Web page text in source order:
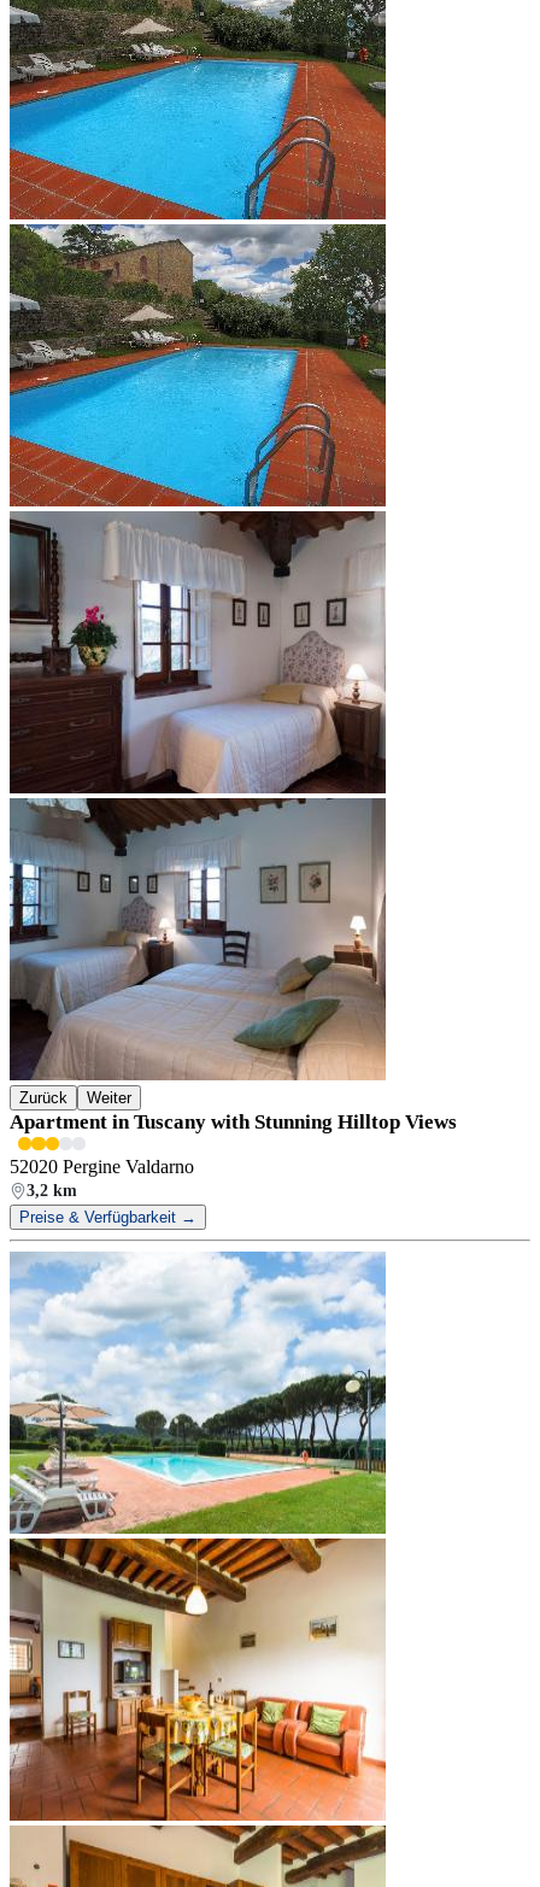
Zurück Weiter
Apartment in Tuscany with Stunning Hilltop Views
52020 Pergine Valdarno
3,2 km
Preise & Verfügbarkeit →